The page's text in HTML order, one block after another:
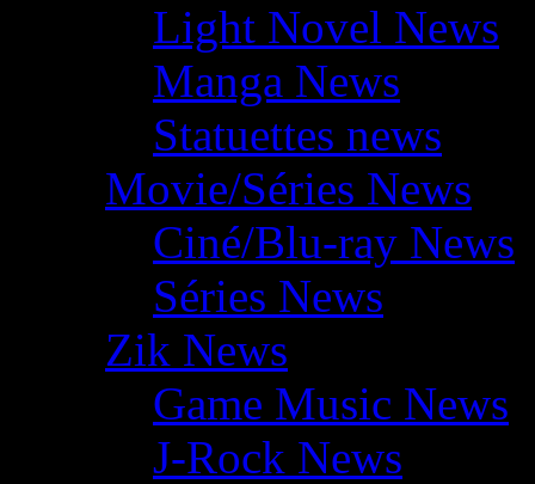
Light Novel News
Manga News
Statuettes news
Movie/Séries News
Ciné/Blu-ray News
Séries News
Zik News
Game Music News
J-Rock News